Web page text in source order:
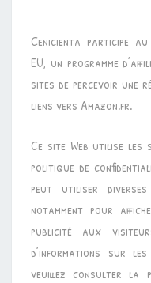
Cenicienta participe au
EU, un programme
sites de percevoir une
liens vers Amazon.fr.
Ce site Web utilise les
politique de
peut utiliser
notamment pour
publicité aux
d’informations sur
veuillez consulter la